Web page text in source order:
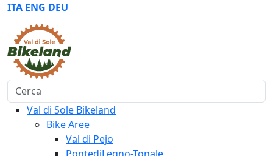
ITA ENG DEU
Cerca
Val di Sole Bikeland
Bike Aree
Val di Pejo